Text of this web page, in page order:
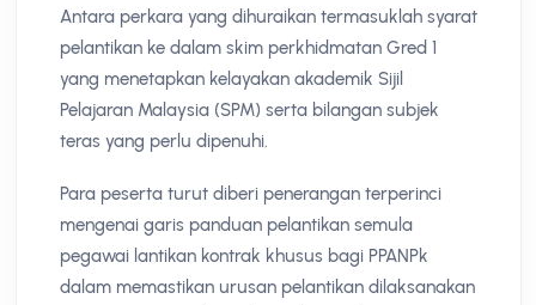
Antara perkara yang dihuraikan termasuklah syarat
pelantikan ke dalam skim perkhidmatan Gred 1
yang menetapkan kelayakan akademik Sijil
Pelajaran Malaysia (SPM) serta bilangan subjek
teras yang perlu dipenuhi.
Para peserta turut diberi penerangan terperinci
mengenai garis panduan pelantikan semula
pegawai lantikan kontrak khusus bagi PPANPk
dalam memastikan urusan pelantikan dilaksanakan